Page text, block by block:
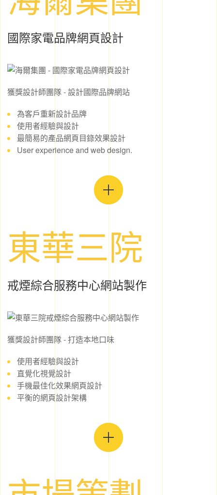
國際家電品牌網頁設計
獲獎設計師團隊 - 設計國際品牌網站
為客戶重新設計品牌
使用者經驗與設計
最簡易的產品網頁目錄效果設計
User experience and web design.
東華三院
戒煙綜合服務中心網站製作
獲獎設計師團隊 - 打造本地口味
使用者經驗與設計
直覺化視覺設計
手機最佳化效果網頁設計
平衡的網頁設計架構